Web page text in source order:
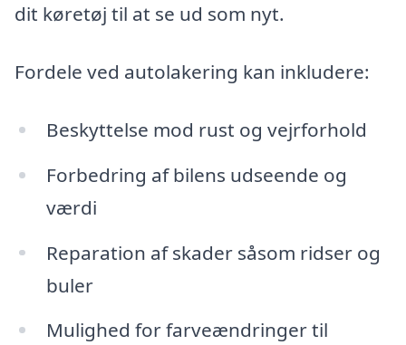
dit køretøj til at se ud som nyt.
Fordele ved autolakering kan inkludere:
Beskyttelse mod rust og vejrforhold
Forbedring af bilens udseende og
værdi
Reparation af skader såsom ridser og
buler
Mulighed for farveændringer til